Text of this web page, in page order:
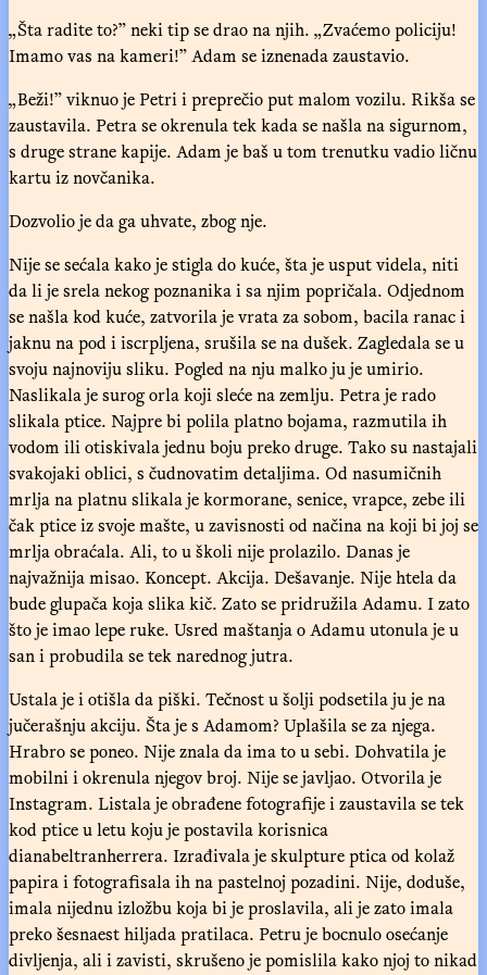
„Šta radite to?” neki tip se drao na njih. „Zvaćemo policiju!
Imamo vas na kameri!” Adam se iznenada zaustavio.
„Beži!” viknuo je Petri i preprečio put malom vozilu. Rikša se
zaustavila. Petra se okrenula tek kada se našla na sigurnom,
s druge strane kapije. Adam je baš u tom trenutku vadio ličnu
kartu iz novčanika.
Dozvolio je da ga uhvate, zbog nje.
Nije se sećala kako je stigla do kuće, šta je usput videla, niti
da li je srela nekog poznanika i sa njim popričala. Odjednom
se našla kod kuće, zatvorila je vrata za sobom, bacila ranac i
jaknu na pod i iscrpljena, srušila se na dušek. Zagledala se u
svoju najnoviju sliku. Pogled na nju malko ju je umirio.
Naslikala je surog orla koji sleće na zemlju. Petra je rado
slikala ptice. Najpre bi polila platno bojama, razmutila ih
vodom ili otiskivala jednu boju preko druge. Tako su nastajali
svakojaki oblici, s čudnovatim detaljima. Od nasumičnih
mrlja na platnu slikala je kormorane, senice, vrapce, zebe ili
čak ptice iz svoje mašte, u zavisnosti od načina na koji bi joj se
mrlja obraćala. Ali, to u školi nije prolazilo. Danas je
najvažnija misao. Koncept. Akcija. Dešavanje. Nije htela da
bude glupača koja slika kič. Zato se pridružila Adamu. I zato
što je imao lepe ruke. Usred maštanja o Adamu utonula je u
san i probudila se tek narednog jutra.
Ustala je i otišla da piški. Tečnost u šolji podsetila ju je na
jučerašnju akciju. Šta je s Adamom? Uplašila se za njega.
Hrabro se poneo. Nije znala da ima to u sebi. Dohvatila je
mobilni i okrenula njegov broj. Nije se javljao. Otvorila je
Instagram. Listala je obrađene fotografije i zaustavila se tek
kod ptice u letu koju je postavila korisnica
dianabeltranherrera. Izrađivala je skulpture ptica od kolaž
papira i fotografisala ih na pastelnoj pozadini. Nije, doduše,
imala nijednu izložbu koja bi je proslavila, ali je zato imala
preko šesnaest hiljada pratilaca. Petru je bocnulo osećanje
divljenja, ali i zavisti, skrušeno je pomislila kako njoj to nikad